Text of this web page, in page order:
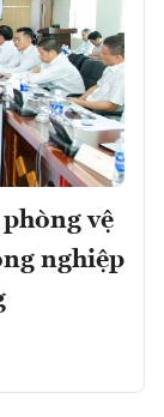
vệ
nghiệp